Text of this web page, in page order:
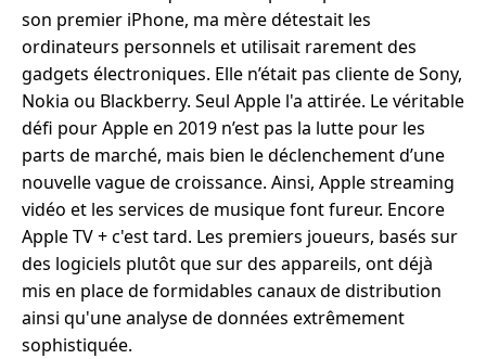
son premier iPhone, ma mère détestait les
ordinateurs personnels et utilisait rarement des
gadgets électroniques. Elle n’était pas cliente de Sony,
Nokia ou Blackberry. Seul Apple l'a attirée. Le véritable
défi pour Apple en 2019 n’est pas la lutte pour les
parts de marché, mais bien le déclenchement d’une
nouvelle vague de croissance. Ainsi, Apple streaming
vidéo et les services de musique font fureur. Encore
Apple TV + c'est tard. Les premiers joueurs, basés sur
des logiciels plutôt que sur des appareils, ont déjà
mis en place de formidables canaux de distribution
ainsi qu'une analyse de données extrêmement
sophistiquée.